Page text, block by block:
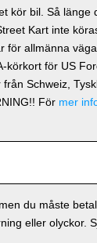
kör bil. Så länge
Kart inte
för allmänna
för US
Schweiz,
För mer
du måste
eller olyckor.